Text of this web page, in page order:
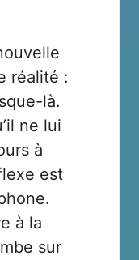
réalité :
là.
ne lui
à
est
à la
sur